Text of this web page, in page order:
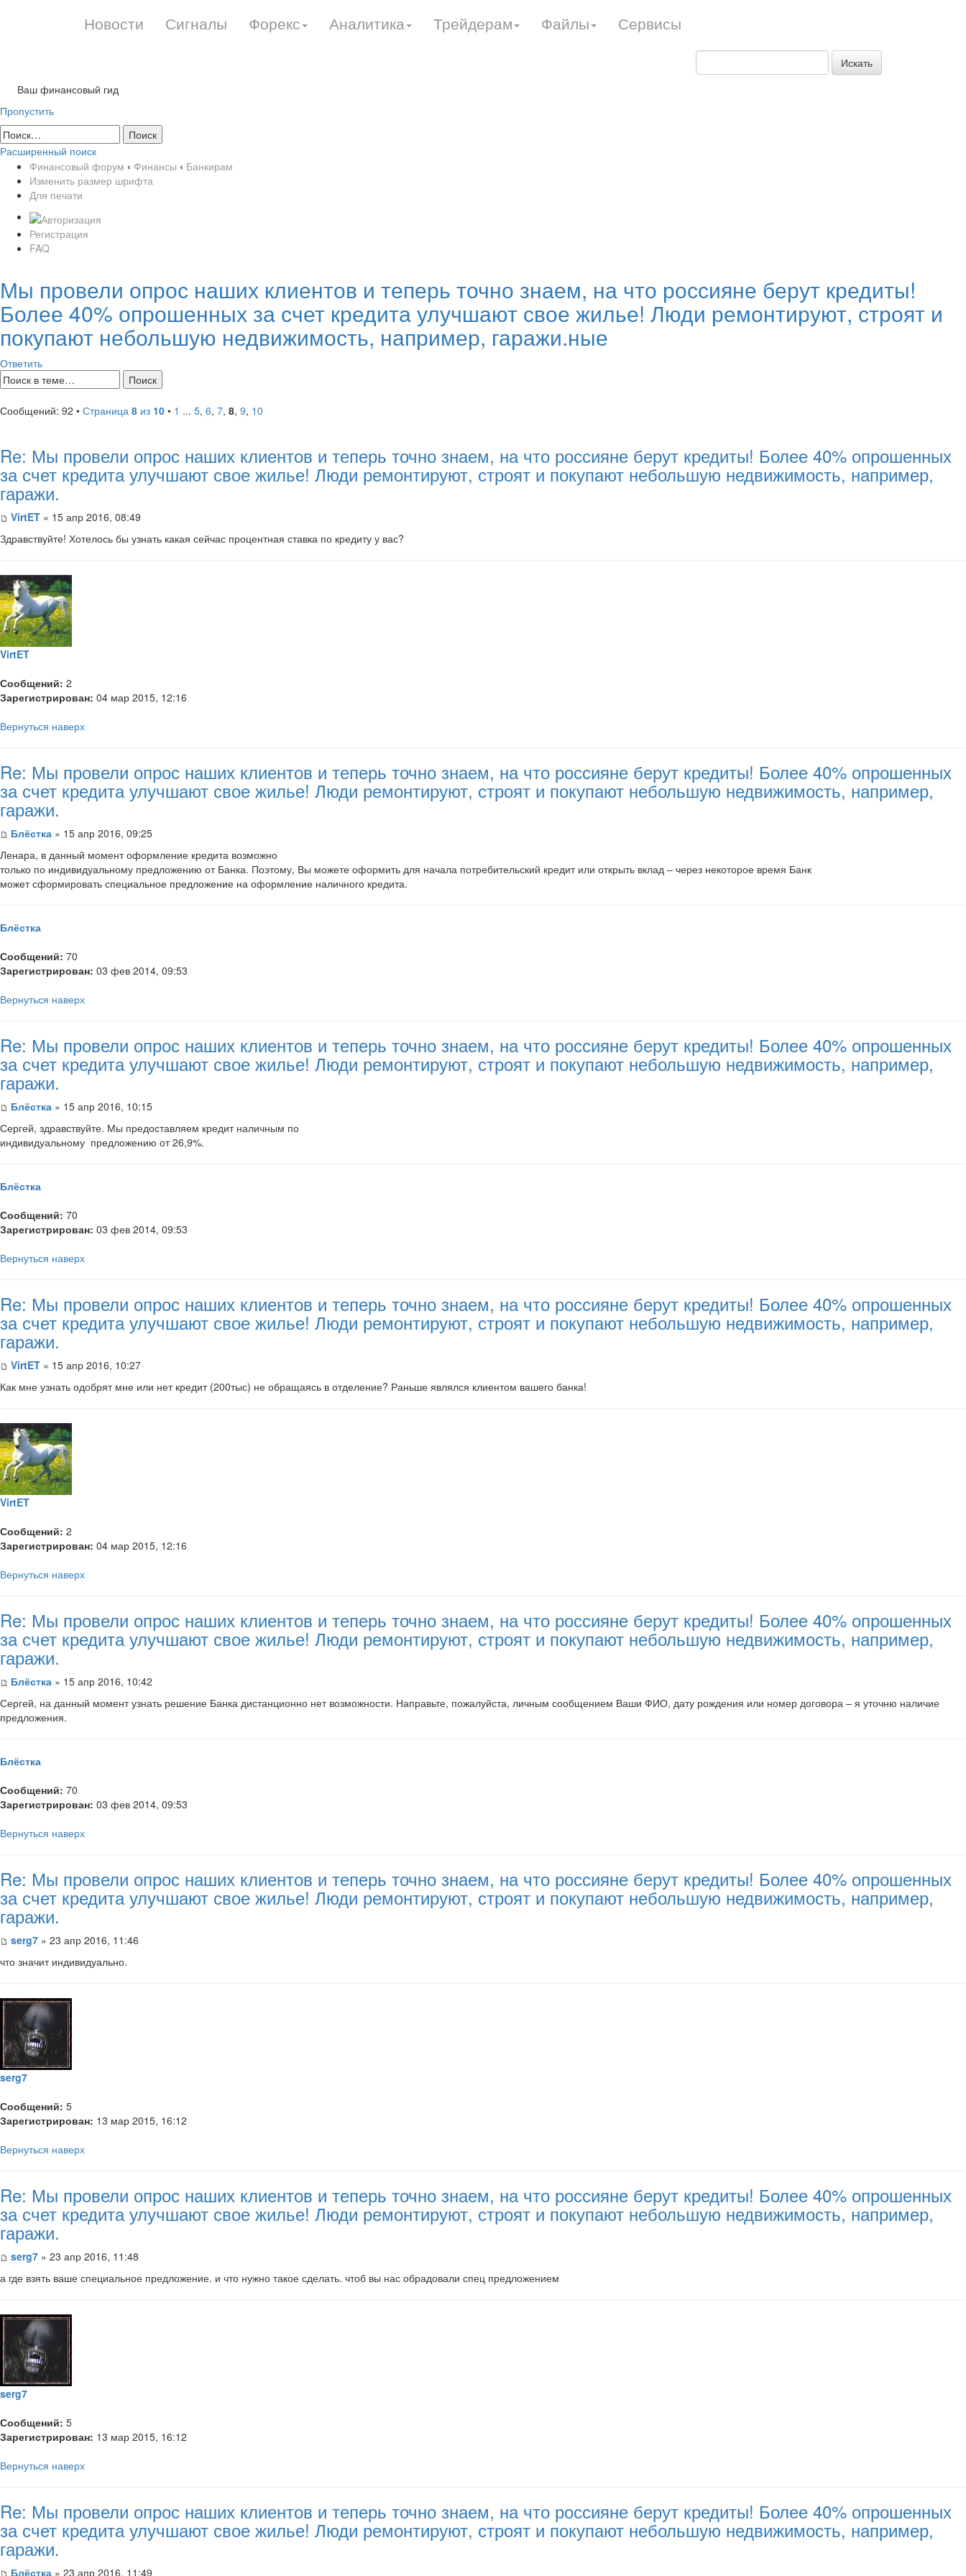
Новости Сигналы Форекс Аналитика Трейдерам Файлы Сервисы
Искать
Ваш финансовый гид
Пропустить
Расширенный поиск
Финансовый форум ‹ Финансы ‹ Банкирам
Изменить размер шрифта
Для печати
Регистрация
FAQ
Мы провели опрос наших клиентов и теперь точно знаем, на что россияне берут кредиты!
Более 40% опрошенных за счет кредита улучшают свое жилье! Люди ремонтируют, строят и
покупают небольшую недвижимость, например, гаражи.ные
Ответить
Сообщений: 92 • Страница 8 из 10 • 1 ... 5, 6, 7, 8, 9, 10
Re: Мы провели опрос наших клиентов и теперь точно знаем, на что россияне берут кредиты! Более 40% опрошенных
за счет кредита улучшают свое жилье! Люди ремонтируют, строят и покупают небольшую недвижимость, например,
гаражи.
VirtET » 15 апр 2016, 08:49
Здравствуйте! Хотелось бы узнать какая сейчас процентная ставка по кредиту у вас?
VirtET
Сообщений: 2
Зарегистрирован: 04 мар 2015, 12:16
Вернуться наверх
Re: Мы провели опрос наших клиентов и теперь точно знаем, на что россияне берут кредиты! Более 40% опрошенных
за счет кредита улучшают свое жилье! Люди ремонтируют, строят и покупают небольшую недвижимость, например,
гаражи.
Блёстка » 15 апр 2016, 09:25
Ленара, в данный момент оформление кредита возможно
только по индивидуальному предложению от Банка. Поэтому, Вы можете оформить для начала потребительский кредит или открыть вклад – через некоторое время Банк
может сформировать специальное предложение на оформление наличного кредита.
Блёстка
Сообщений: 70
Зарегистрирован: 03 фев 2014, 09:53
Вернуться наверх
Re: Мы провели опрос наших клиентов и теперь точно знаем, на что россияне берут кредиты! Более 40% опрошенных
за счет кредита улучшают свое жилье! Люди ремонтируют, строят и покупают небольшую недвижимость, например,
гаражи.
Блёстка » 15 апр 2016, 10:15
Сергей, здравствуйте. Мы предоставляем кредит наличным по
индивидуальному предложению от 26,9%.
Блёстка
Сообщений: 70
Зарегистрирован: 03 фев 2014, 09:53
Вернуться наверх
Re: Мы провели опрос наших клиентов и теперь точно знаем, на что россияне берут кредиты! Более 40% опрошенных
за счет кредита улучшают свое жилье! Люди ремонтируют, строят и покупают небольшую недвижимость, например,
гаражи.
VirtET » 15 апр 2016, 10:27
Как мне узнать одобрят мне или нет кредит (200тыс) не обращаясь в отделение? Раньше являлся клиентом вашего банка!
VirtET
Сообщений: 2
Зарегистрирован: 04 мар 2015, 12:16
Вернуться наверх
Re: Мы провели опрос наших клиентов и теперь точно знаем, на что россияне берут кредиты! Более 40% опрошенных
за счет кредита улучшают свое жилье! Люди ремонтируют, строят и покупают небольшую недвижимость, например,
гаражи.
Блёстка » 15 апр 2016, 10:42
Сергей, на данный момент узнать решение Банка дистанционно нет возможности. Направьте, пожалуйста, личным сообщением Ваши ФИО, дату рождения или номер договора – я уточню наличие
предложения.
Блёстка
Сообщений: 70
Зарегистрирован: 03 фев 2014, 09:53
Вернуться наверх
Re: Мы провели опрос наших клиентов и теперь точно знаем, на что россияне берут кредиты! Более 40% опрошенных
за счет кредита улучшают свое жилье! Люди ремонтируют, строят и покупают небольшую недвижимость, например,
гаражи.
serg7 » 23 апр 2016, 11:46
что значит индивидуально.
serg7
Сообщений: 5
Зарегистрирован: 13 мар 2015, 16:12
Вернуться наверх
Re: Мы провели опрос наших клиентов и теперь точно знаем, на что россияне берут кредиты! Более 40% опрошенных
за счет кредита улучшают свое жилье! Люди ремонтируют, строят и покупают небольшую недвижимость, например,
гаражи.
serg7 » 23 апр 2016, 11:48
а где взять ваше специальное предложение. и что нужно такое сделать. чтоб вы нас обрадовали спец предложением
serg7
Сообщений: 5
Зарегистрирован: 13 мар 2015, 16:12
Вернуться наверх
Re: Мы провели опрос наших клиентов и теперь точно знаем, на что россияне берут кредиты! Более 40% опрошенных
за счет кредита улучшают свое жилье! Люди ремонтируют, строят и покупают небольшую недвижимость, например,
гаражи.
Блёстка » 23 апр 2016, 11:49